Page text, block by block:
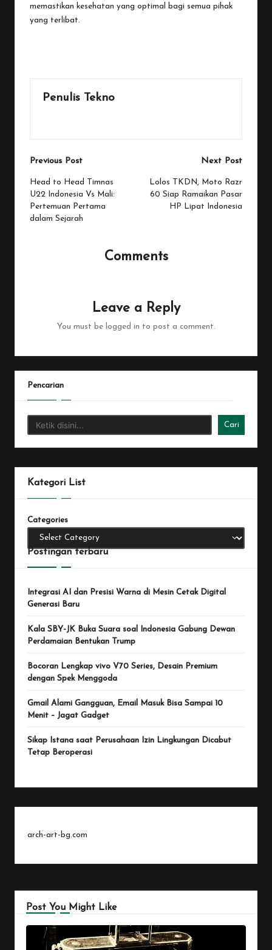
memastikan kesehatan yang optimal bagi semua pihak
yang terlibat.
Penulis Tekno
Post
navigation
Previous Post
Head to Head Timnas
U22 Indonesia Vs Mali:
Pertemuan Pertama
dalam Sejarah
Next Post
Lolos TKDN, Moto Razr
60 Siap Ramaikan Pasar
HP Lipat Indonesia
Comments
Leave a Reply
You must be logged in to post a comment.
Pencarian
Cari
Kategori List
Categories
Postingan terbaru
Integrasi AI dan Presisi Warna di Mesin Cetak Digital
Generasi Baru
Kala SBY-JK Buka Suara soal Indonesia Gabung Dewan
Perdamaian Bentukan Trump
Bocoran Lengkap vivo V70 Series, Desain Premium
dengan Spek Menggoda
Gmail Alami Gangguan, Email Masuk Bisa Sampai 10
Menit – Jagat Gadget
Sikap Istana saat Perusahaan Izin Lingkungan Dicabut
Tetap Beroperasi
arch-art-bg.com
Post You Might Like